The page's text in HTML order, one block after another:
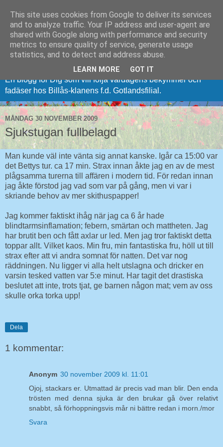
Vi (på) från Gotland
En blogg för Dig som vill följa vardagens bekymmer och
fadäser hos Billås-klanens f.d. Gotlandsfilial.
MÅNDAG 30 NOVEMBER 2009
Sjukstugan fullbelagd
Man kunde väl inte vänta sig annat kanske. Igår ca 15:00 var
det Bettys tur. ca 17 min. Strax innan åkte jag en av de mest
plågsamma turerna till affären i modern tid. För redan innan
jag åkte förstod jag vad som var på gång, men vi var i
skriande behov av mer skithuspapper!
Jag kommer faktiskt ihåg när jag ca 6 år hade
blindtarmsinflamation; febern, smärtan och mattheten. Jag
har brutit ben och fått axlar ur led. Men jag tror faktiskt detta
toppar allt. Vilket kaos. Min fru, min fantastiska fru, höll ut till
strax efter att vi andra somnat för natten. Det var nog
räddningen. Nu ligger vi alla helt utslagna och dricker en
varsin tesked vatten var 5:e minut. Har tagit det drastiska
beslutet att inte, trots tjat, ge barnen någon mat; vem av oss
skulle orka torka upp!
Dela
1 kommentar:
Anonym 30 november 2009 kl. 11:01
Ojoj, stackars er. Utmattad är precis vad man blir. Den enda
trösten med denna sjuka är den brukar gå över relativt
snabbt, så förhoppningsvis mår ni bättre redan i morn./mor
Svara
This site uses cookies from Google to deliver its services
and to analyze traffic. Your IP address and user-agent are
shared with Google along with performance and security
metrics to ensure quality of service, generate usage
statistics, and to detect and address abuse.
LEARN MORE GOT IT